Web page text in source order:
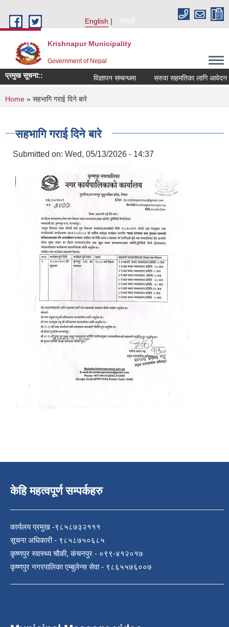
English
नेपाली
Krishnapur Municipality
Government of Nepal
प्रमुख सूचना:: विज्ञापन सम्बन्धमा सरुवा सहमतिका लागि आवेदन
You are here
Home » सहभागि गराई दिने बारे
सहभागि गराई दिने बारे
Submitted on: Wed, 05/13/2026 - 14:37
केहि महत्वपूर्ण सम्पर्कहरु
कार्यलय प्रमुख -९८५८७३२१११
सूचना अधिकारी - ९८५८७५०६८५
कृष्णपुर स्वास्थ्य चौकी, कंचनपुर - ०९९-४१२०१७
कृष्णपुर नगरपालिका एम्बुलेन्स सेवा - ९८६५५७६००७